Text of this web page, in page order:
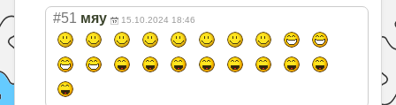
#51 мяу 15.10.2024 18:46